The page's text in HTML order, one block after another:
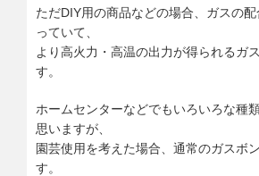
ただDIY用の商品などの場合、ガスの
っていて、
より高火力・高温の出力が得られるガ
す。
ホームセンターなどでもいろいろな種
思いますが、
園芸使用を考えた場合、通常のガスボ
す。